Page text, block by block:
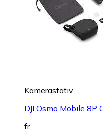
Kamerastativ
DJI Osmo Mobile 8P
fr.